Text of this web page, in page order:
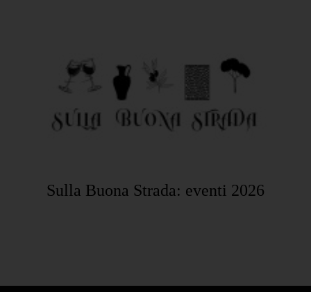
Sulla Buona Strada: eventi 2026